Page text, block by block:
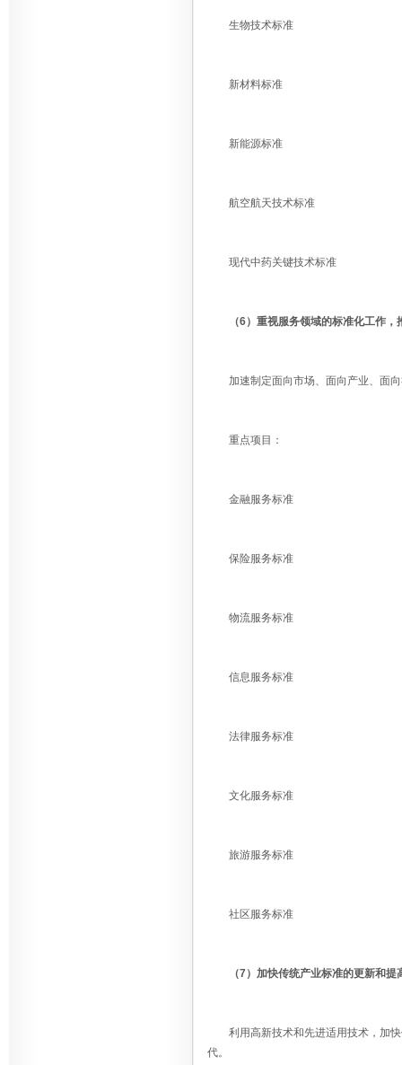
生物技术标准
新材料标准
新能源标准
航空航天技术标准
现代中药关键技术标准
（6）重视服务领域的标准化工作
加速制定面向市场、面向产业、面向
重点项目：
金融服务标准
保险服务标准
物流服务标准
信息服务标准
法律服务标准
文化服务标准
旅游服务标准
社区服务标准
（7）加快传统产业标准的更新和
利用高新技术和先进适用技术，加快
代。